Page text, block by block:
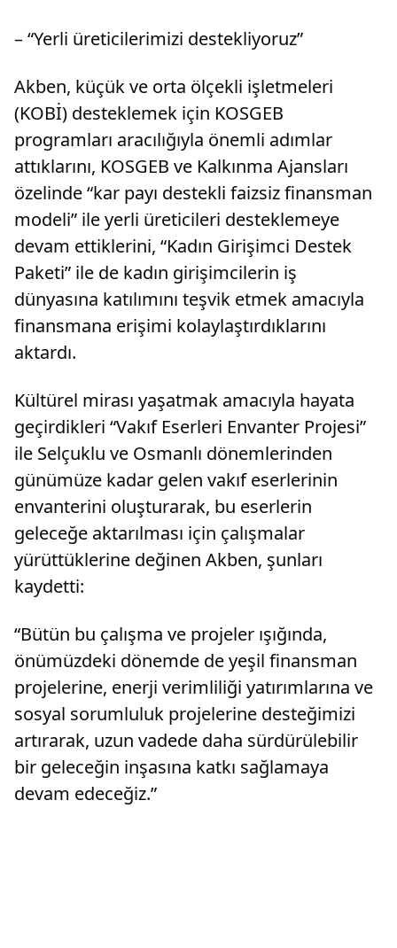
– “Yerli üreticilerimizi destekliyoruz”
Akben, küçük ve orta ölçekli işletmeleri
(KOBİ) desteklemek için KOSGEB
programları aracılığıyla önemli adımlar
attıklarını, KOSGEB ve Kalkınma Ajansları
özelinde “kar payı destekli faizsiz finansman
modeli” ile yerli üreticileri desteklemeye
devam ettiklerini, “Kadın Girişimci Destek
Paketi” ile de kadın girişimcilerin iş
dünyasına katılımını teşvik etmek amacıyla
finansmana erişimi kolaylaştırdıklarını
aktardı.
Kültürel mirası yaşatmak amacıyla hayata
geçirdikleri “Vakıf Eserleri Envanter Projesi”
ile Selçuklu ve Osmanlı dönemlerinden
günümüze kadar gelen vakıf eserlerinin
envanterini oluşturarak, bu eserlerin
geleceğe aktarılması için çalışmalar
yürüttüklerine değinen Akben, şunları
kaydetti:
“Bütün bu çalışma ve projeler ışığında,
önümüzdeki dönemde de yeşil finansman
projelerine, enerji verimliliği yatırımlarına ve
sosyal sorumluluk projelerine desteğimizi
artırarak, uzun vadede daha sürdürülebilir
bir geleceğin inşasına katkı sağlamaya
devam edeceğiz.”